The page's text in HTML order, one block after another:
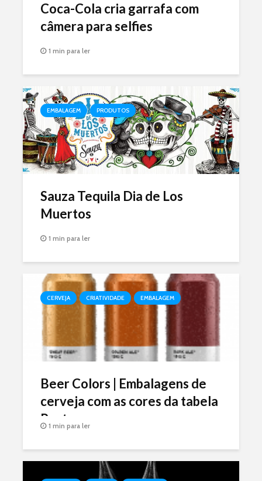
Coca-Cola cria garrafa com
câmera para selfies
1 min para ler
EMBALAGEM PRODUTOS
Sauza Tequila Dia de Los
Muertos
1 min para ler
CERVEJA CRIATIVIDADE EMBALAGEM
Beer Colors | Embalagens de
cerveja com as cores da tabela
Pantone
1 min para ler